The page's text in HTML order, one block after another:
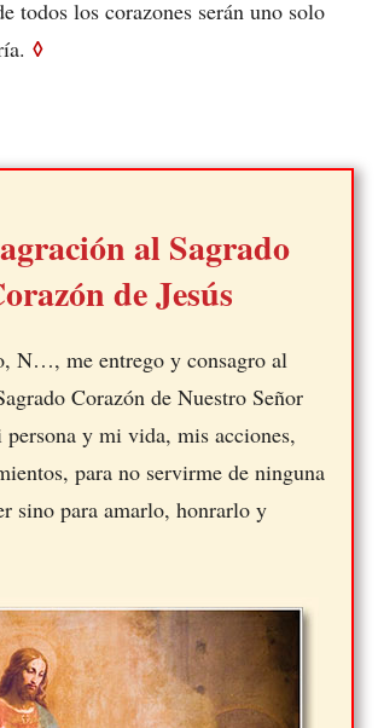
todos los corazones serán uno solo
◊
al Sagrado
de Jesús
N…, me entrego y consagro al
Corazón de Nuestro Señor
persona y mi vida, mis acciones,
para no servirme de ninguna
sino para amarlo, honrarlo y